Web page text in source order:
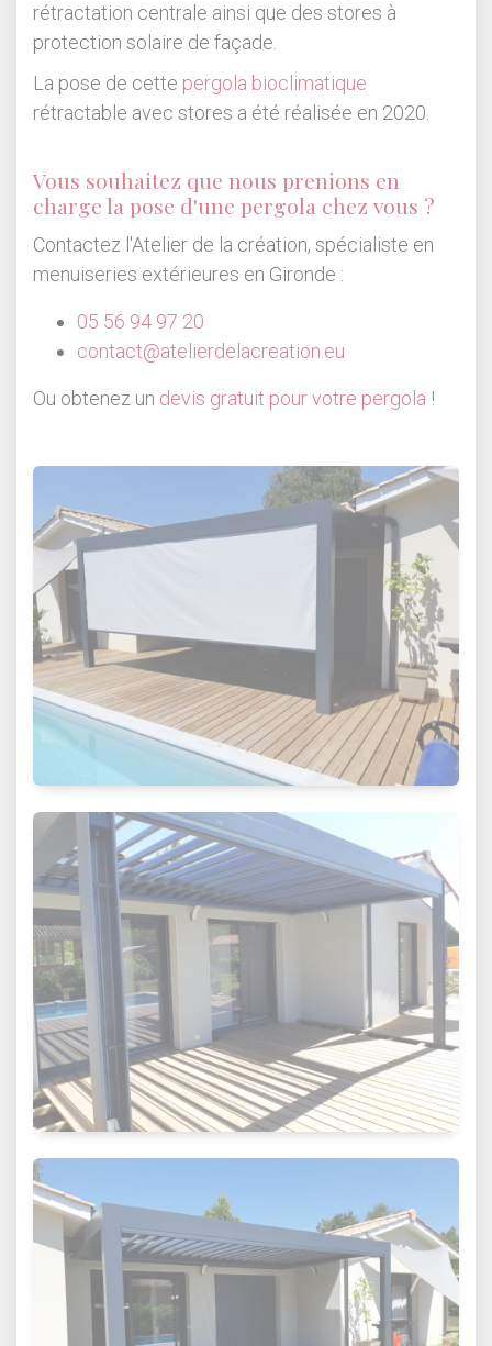
rétractation centrale ainsi que des stores à
protection solaire de façade.
La pose de cette pergola bioclimatique
rétractable avec stores a été réalisée en 2020.
Vous souhaitez que nous prenions en
charge la pose d'une pergola chez vous ?
Contactez l'Atelier de la création, spécialiste en
menuiseries extérieures en Gironde :
05 56 94 97 20
contact@atelierdelacreation.eu
Ou obtenez un devis gratuit pour votre pergola !